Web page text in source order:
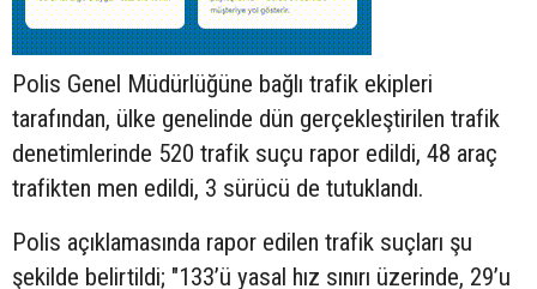
Polis Genel Müdürlüğüne bağlı trafik ekipleri
tarafından, ülke genelinde dün gerçekleştirilen trafik
denetimlerinde 520 trafik suçu rapor edildi, 48 araç
trafikten men edildi, 3 sürücü de tutuklandı.
Polis açıklamasında rapor edilen trafik suçları şu
şekilde belirtildi; "133’ü yasal hız sınırı üzerinde, 29’u